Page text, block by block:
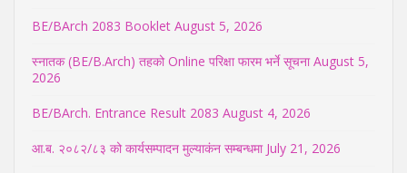
BE/BArch 2083 Booklet August 5, 2026
स्नातक (BE/B.Arch) तहको Online परिक्षा फारम भर्ने सूचना August 5,
2026
BE/BArch. Entrance Result 2083 August 4, 2026
आ.ब. २०८२/८३ को कार्यसम्पादन मुल्याकंन सम्बन्धमा July 21, 2026